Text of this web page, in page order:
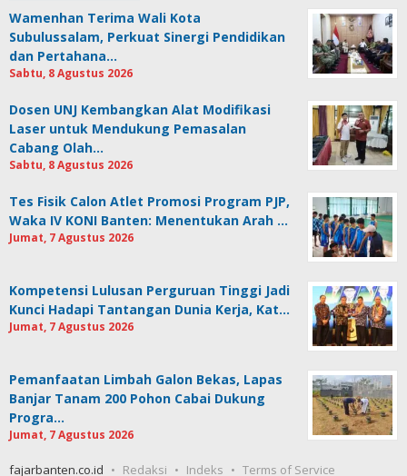
Wamenhan Terima Wali Kota
Subulussalam, Perkuat Sinergi Pendidikan
dan Pertahana…
Sabtu, 8 Agustus 2026
Dosen UNJ Kembangkan Alat Modifikasi
Laser untuk Mendukung Pemasalan
Cabang Olah…
Sabtu, 8 Agustus 2026
Tes Fisik Calon Atlet Promosi Program PJP,
Waka IV KONI Banten: Menentukan Arah …
Jumat, 7 Agustus 2026
Kompetensi Lulusan Perguruan Tinggi Jadi
Kunci Hadapi Tantangan Dunia Kerja, Kat…
Jumat, 7 Agustus 2026
Pemanfaatan Limbah Galon Bekas, Lapas
Banjar Tanam 200 Pohon Cabai Dukung
Progra…
Jumat, 7 Agustus 2026
fajarbanten.co.id Redaksi Indeks Terms of Service